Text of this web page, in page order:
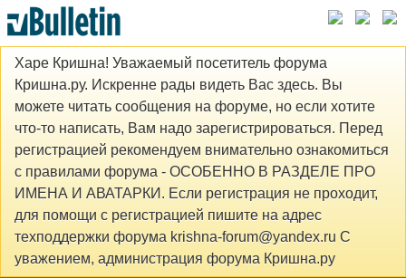
Харе Кришна! Уважаемый посетитель форума
Кришна.ру. Искренне рады видеть Вас здесь. Вы
можете читать сообщения на форуме, но если хотите
что-то написать, Вам надо зарегистрироваться. Перед
регистрацией рекомендуем внимательно ознакомиться
с правилами форума - ОСОБЕННО В РАЗДЕЛЕ ПРО
ИМЕНА И АВАТАРКИ. Если регистрация не проходит,
для помощи с регистрацией пишите на адрес
техподдержки форума krishna-forum@yandex.ru С
уважением, администрация форума Кришна.ру